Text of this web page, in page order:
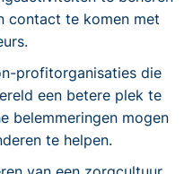
contact te komen met
profitorganisaties die
een betere plek te
belemmeringen mogen
te helpen.